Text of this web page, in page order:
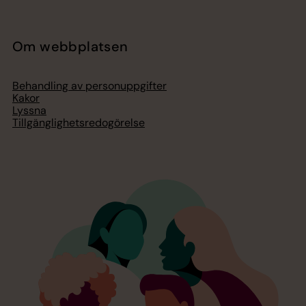
Om webbplatsen
Behandling av personuppgifter
Kakor
Lyssna
Tillgänglighetsredogörelse